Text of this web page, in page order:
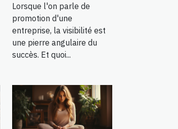
Lorsque l'on parle de
promotion d'une
entreprise, la visibilité est
une pierre angulaire du
succès. Et quoi...